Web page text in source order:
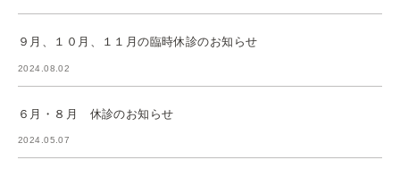
９月、１０月、１１月の臨時休診のお知らせ
2024.08.02
６月・８月 休診のお知らせ
2024.05.07